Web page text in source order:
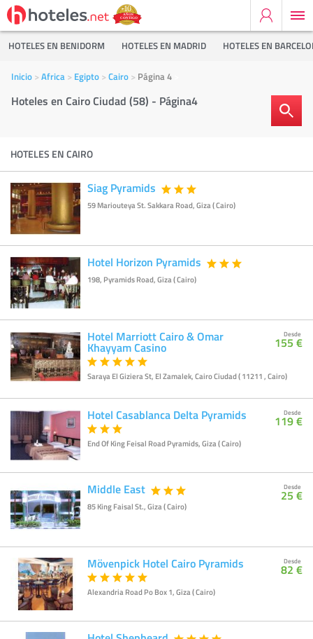
HOTELES EN BENIDORM HOTELES EN MADRID HOTELES EN
Inicio Africa Egipto Cairo Página 4
Hoteles en Cairo Ciudad (58) - Página4
HOTELES EN CAIRO
Siag Pyramids
59 Mariouteya St. Sakkara Road, Giza ( Cairo)
Hotel Horizon Pyramids
198, Pyramids Road, Giza ( Cairo)
Hotel Marriott Cairo & Omar
Khayyam Casino
Saraya El Giziera St, El Zamalek, Cairo Ciudad ( 11211 , Cairo)
Desde
155 €
Hotel Casablanca Delta Pyramids
End Of King Feisal Road Pyramids, Giza ( Cairo)
Desde
119 €
Middle East
85 King Faisal St., Giza ( Cairo)
Desde
25 €
Mövenpick Hotel Cairo Pyramids
Alexandria Road Po Box 1, Giza ( Cairo)
Desde
82 €